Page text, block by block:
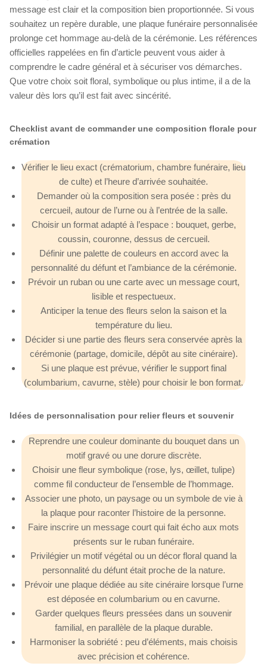
message est clair et la composition bien proportionnée. Si vous
souhaitez un repère durable, une plaque funéraire personnalisée
prolonge cet hommage au-delà de la cérémonie. Les références
officielles rappelées en fin d’article peuvent vous aider à
comprendre le cadre général et à sécuriser vos démarches.
Que votre choix soit floral, symbolique ou plus intime, il a de la
valeur dès lors qu’il est fait avec sincérité.
Checklist avant de commander une composition florale pour
crémation
Vérifier le lieu exact (crématorium, chambre funéraire, lieu
de culte) et l’heure d’arrivée souhaitée.
Demander où la composition sera posée : près du
cercueil, autour de l’urne ou à l’entrée de la salle.
Choisir un format adapté à l’espace : bouquet, gerbe,
coussin, couronne, dessus de cercueil.
Définir une palette de couleurs en accord avec la
personnalité du défunt et l’ambiance de la cérémonie.
Prévoir un ruban ou une carte avec un message court,
lisible et respectueux.
Anticiper la tenue des fleurs selon la saison et la
température du lieu.
Décider si une partie des fleurs sera conservée après la
cérémonie (partage, domicile, dépôt au site cinéraire).
Si une plaque est prévue, vérifier le support final
(columbarium, cavurne, stèle) pour choisir le bon format.
Idées de personnalisation pour relier fleurs et souvenir
Reprendre une couleur dominante du bouquet dans un
motif gravé ou une dorure discrète.
Choisir une fleur symbolique (rose, lys, œillet, tulipe)
comme fil conducteur de l’ensemble de l’hommage.
Associer une photo, un paysage ou un symbole de vie à
la plaque pour raconter l’histoire de la personne.
Faire inscrire un message court qui fait écho aux mots
présents sur le ruban funéraire.
Privilégier un motif végétal ou un décor floral quand la
personnalité du défunt était proche de la nature.
Prévoir une plaque dédiée au site cinéraire lorsque l’urne
est déposée en columbarium ou en cavurne.
Garder quelques fleurs pressées dans un souvenir
familial, en parallèle de la plaque durable.
Harmoniser la sobriété : peu d’éléments, mais choisis
avec précision et cohérence.